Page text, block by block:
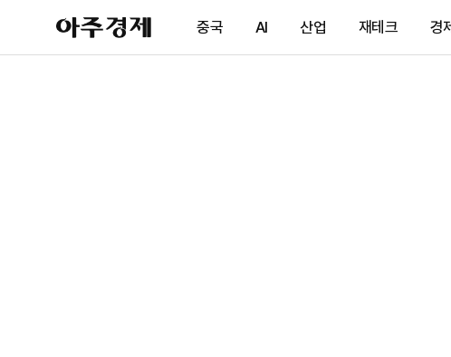
아
주
제
중국 AI 산업 재테크 경제